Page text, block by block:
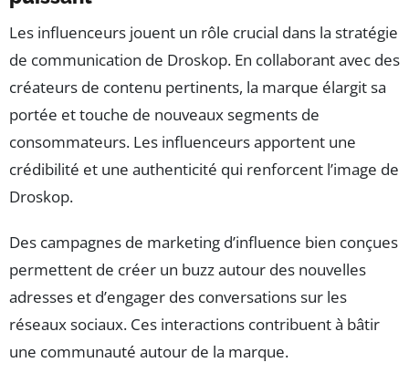
Les influenceurs jouent un rôle crucial dans la stratégie
de communication de Droskop. En collaborant avec des
créateurs de contenu pertinents, la marque élargit sa
portée et touche de nouveaux segments de
consommateurs. Les influenceurs apportent une
crédibilité et une authenticité qui renforcent l’image de
Droskop.
Des campagnes de marketing d’influence bien conçues
permettent de créer un buzz autour des nouvelles
adresses et d’engager des conversations sur les
réseaux sociaux. Ces interactions contribuent à bâtir
une communauté autour de la marque.